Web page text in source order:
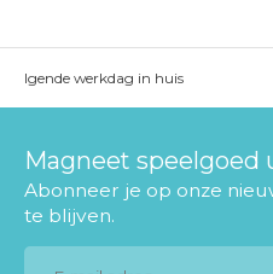
volgende werkdag in huis
Magneet speelgoed
Abonneer je op onze
te blijven.